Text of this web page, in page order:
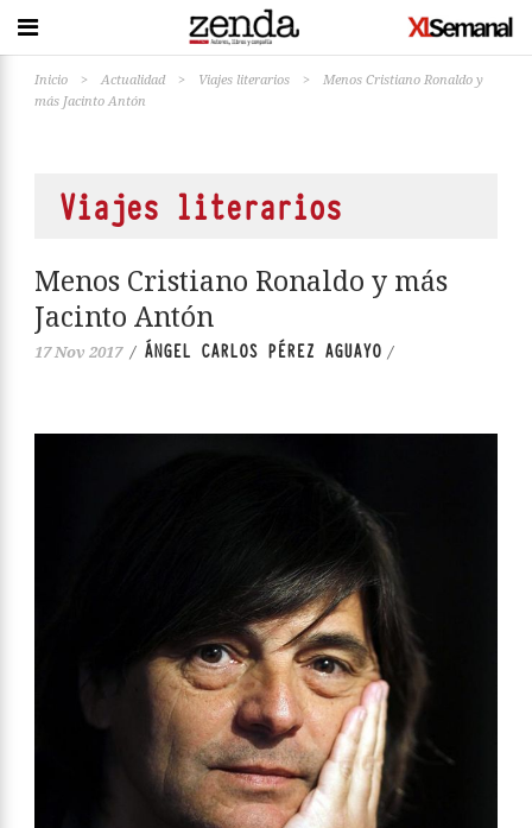
Inicio > Actualidad > Viajes literarios >
Menos Cristiano Ronaldo y
más Jacinto Antón
Viajes literarios
Menos Cristiano Ronaldo y más
Jacinto Antón
17 Nov 2017 / ÁNGEL CARLOS PÉREZ AGUAYO /